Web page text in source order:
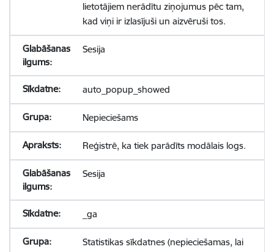
lietotājiem nerādītu ziņojumus pēc tam,
kad viņi ir izlasījuši un aizvēruši tos.
Sesija
auto_popup_showed
Nepieciešams
Reģistrē, ka tiek parādīts modālais logs.
Sesija
_ga
Statistikas sīkdatnes (nepieciešamas, lai